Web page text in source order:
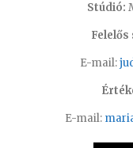
Stúdió:
Felelős
E-mail:
E-mail: